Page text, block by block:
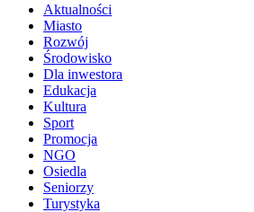
Aktualności
Miasto
Rozwój
Środowisko
Dla inwestora
Edukacja
Kultura
Sport
Promocja
NGO
Osiedla
Seniorzy
Turystyka